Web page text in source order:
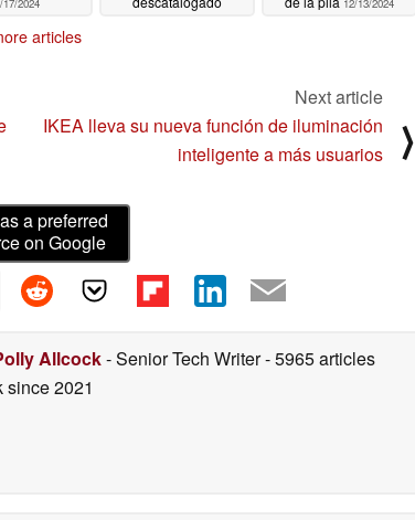
17/2024 12/13/2024
articles
Next article
IKEA lleva su nueva función de iluminación
inteligente a más usuarios
⟩
a preferred
on Google
Allcock- Senior Tech Writer- 5965 articles
since 2021